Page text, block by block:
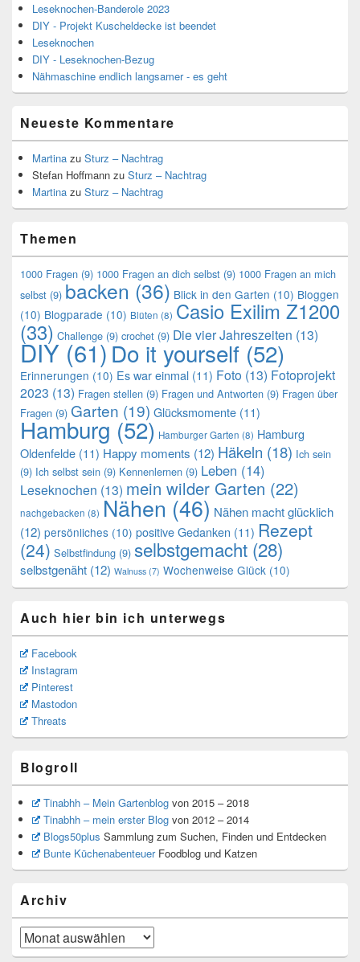
Leseknochen-Banderole 2023
DIY - Projekt Kuscheldecke ist beendet
Leseknochen
DIY - Leseknochen-Bezug
Nähmaschine endlich langsamer - es geht
Neueste Kommentare
Martina zu Sturz – Nachtrag
Stefan Hoffmann zu Sturz – Nachtrag
Martina zu Sturz – Nachtrag
Themen
1000 Fragen (9) 1000 Fragen an dich selbst (9) 1000 Fragen an mich
selbst (9) backen (36) Blick in den Garten (10) Bloggen
(10) Blogparade (10) Blüten (8) Casio Exilim Z1200
(33) Challenge (9) crochet (9) Die vier Jahreszeiten (13)
DIY (61)Do it yourself (52)
Erinnerungen (10) Es war einmal (11) Foto (13) Fotoprojekt
2023 (13) Fragen stellen (9) Fragen und Antworten (9) Fragen über
Fragen (9) Garten (19) Glücksmomente (11)
Hamburg (52) Hamburger Garten (8) Hamburg
Oldenfelde (11) Happy moments (12) Häkeln (18) Ich sein
(9) Ich selbst sein (9) Kennenlernen (9) Leben (14)
Leseknochen (13) mein wilder Garten (22)
nachgebacken (8) Nähen (46) Nähen macht glücklich
(12) persönliches (10) positive Gedanken (11) Rezept
(24) Selbstfindung (9) selbstgemacht (28)
selbstgenäht (12) Walnuss (7) Wochenweise Glück (10)
Auch hier bin ich unterwegs
Facebook
Instagram
Pinterest
Mastodon
Threats
Blogroll
Tinabhh – Mein Gartenblogvon 2015 – 2018
Tinabhh – mein erster Blogvon 2012 – 2014
Blogs50plus Sammlung zum Suchen, Finden und Entdecken
Bunte KüchenabenteuerFoodblog und Katzen
Archiv
Archiv